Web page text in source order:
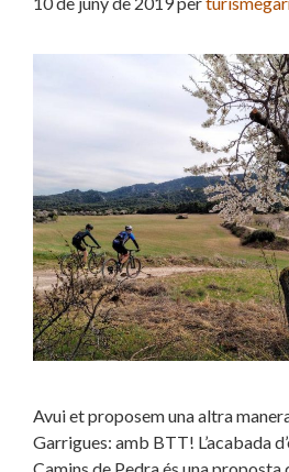
Avui et proposem una altra
Garrigues: amb BTT! L’acabada